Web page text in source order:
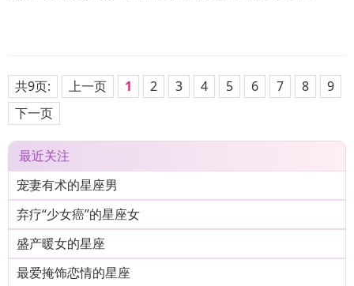
共9页: 上一页 1 2 3 4 5 6 7 8
9
下一页
最近关注
宠妻有术的星座男
弃疗“少女癌”的星座女
盛产暖女的星座
最爱掩饰恋情的星座